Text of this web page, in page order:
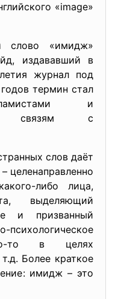
«image»
слово «имидж»
издававший в
журнал под
термин стал
и
связям с
слов даёт
целенаправленно
либо лица,
выделяющий
и призванный
то в целях
Более краткое
имидж – это